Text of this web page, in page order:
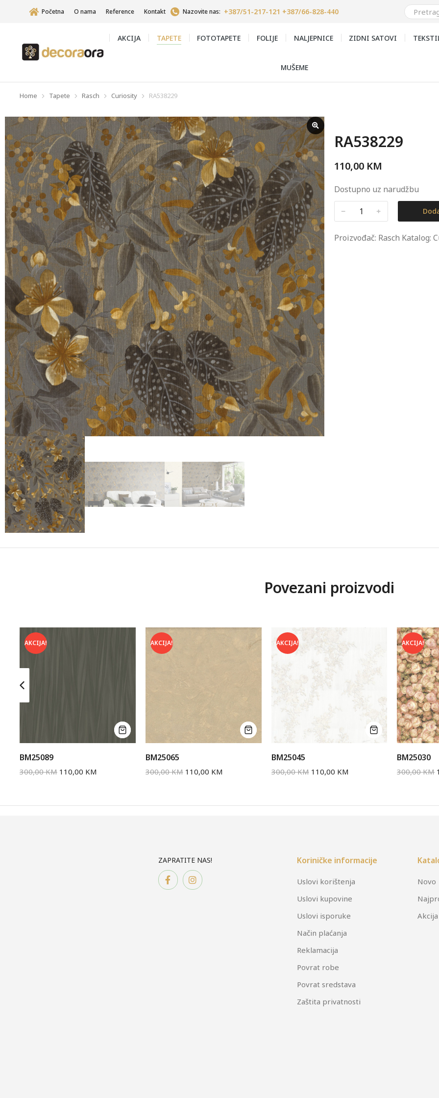
Početna O nama Reference Kontakt Nazovite nas: +387/51-217-121 +387/66-828-440
AKCIJA TAPETE FOTOTAPETE FOLIJE NALJEPNICE ZIDNI SATOVI
MUŠEME
You are here:
Home Tapete Rasch Curiosity RA538229
RA538229
110,00 KM
Dostupno uz narudžbu
﹣ ﹢
Proizvođač: Rasch Katalog:
Povezani proizvodi
AKCIJA!
BM25089
300,00KM 110,00 KM
AKCIJA!
BM25065
300,00KM 110,00 KM
AKCIJA!
BM25045
300,00KM 110,00 KM
AKCIJA!
BM25030
300,00KM
ZAPRATITE NAS! Koriničke informacije
Uslovi korištenja
Uslovi kupovine
Uslovi isporuke
Način plaćanja
Reklamacija
Povrat robe
Povrat sredstava
Zaštita privatnosti
Novo
Akcija